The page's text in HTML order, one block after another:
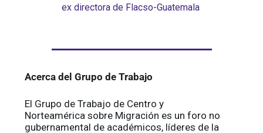
ex directora de Flacso-Guatemala
Acerca del Grupo de Trabajo
El Grupo de Trabajo de Centro y
Norteamérica sobre Migración es un foro no
gubernamental de académicos, líderes de la